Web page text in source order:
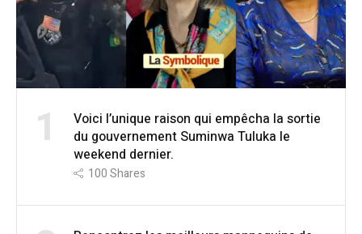
1
Voici l’unique raison qui empêcha la sortie
du gouvernement Suminwa Tuluka le
weekend dernier.
100Shares